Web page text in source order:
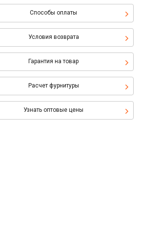
Способы оплаты
Условия возврата
Гарантия на товар
Расчет фурнитуры
Узнать оптовые цены